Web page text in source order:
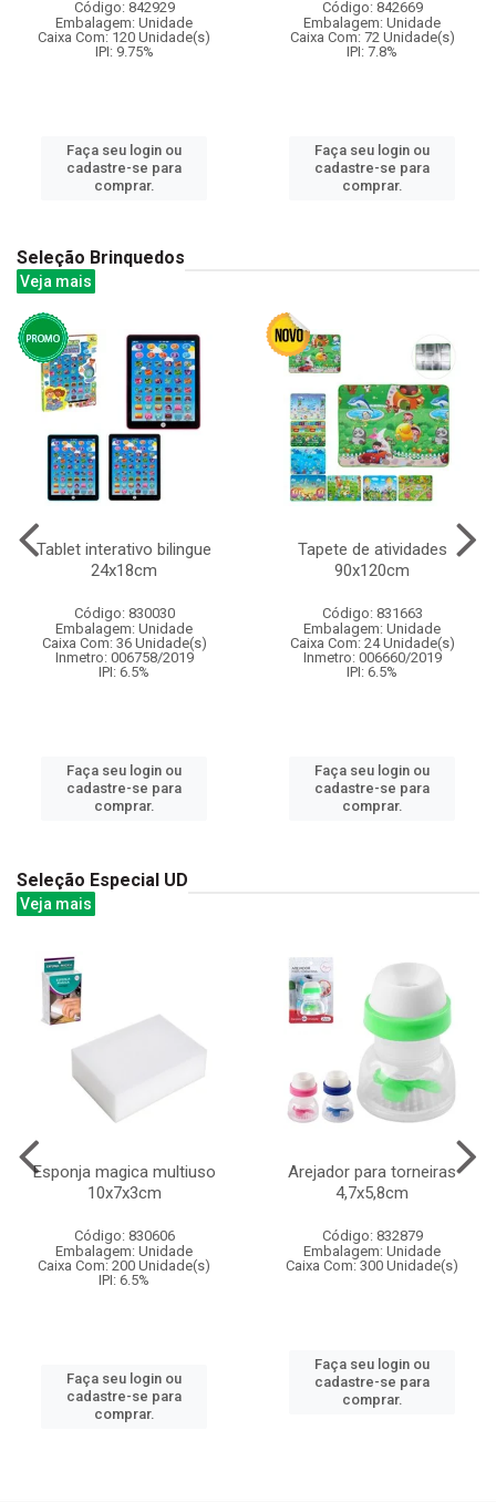
Código: 842929
Embalagem: Unidade
Caixa Com: 120 Unidade(s)
IPI: 9.75%
Faça seu login ou
cadastre-se para
comprar.
Código: 842669
Embalagem: Unidade
Caixa Com: 72 Unidade(s)
IPI: 7.8%
Faça seu login ou
cadastre-se para
comprar.
Seleção Brinquedos
Veja mais
Tablet interativo bilingue
24x18cm
Código: 830030
Embalagem: Unidade
Caixa Com: 36 Unidade(s)
Inmetro: 006758/2019
IPI: 6.5%
Faça seu login ou
cadastre-se para
comprar.
Tapete de atividades
90x120cm
Código: 831663
Embalagem: Unidade
Caixa Com: 24 Unidade(s)
Inmetro: 006660/2019
IPI: 6.5%
Faça seu login ou
cadastre-se para
comprar.
Seleção Especial UD
Veja mais
Esponja magica multiuso
10x7x3cm
Código: 830606
Embalagem: Unidade
Caixa Com: 200 Unidade(s)
IPI: 6.5%
Faça seu login ou
cadastre-se para
comprar.
Arejador para torneiras
4,7x5,8cm
Código: 832879
Embalagem: Unidade
Caixa Com: 300 Unidade(s)
Faça seu login ou
cadastre-se para
comprar.